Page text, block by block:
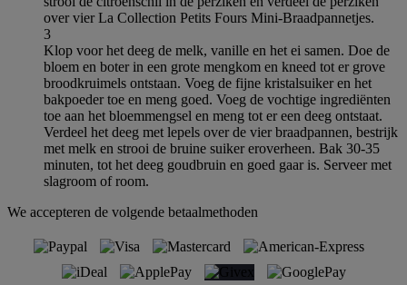
over vier La Collection Petits Fours Mini-Braadpannetjes.
3
Klop voor het deeg de melk, vanille en het ei samen. Doe de
bloem en boter in een grote mengkom en kneed tot er grove
broodkruimels ontstaan. Voeg de fijne kristalsuiker en het
bakpoeder toe en meng goed. Voeg de vochtige ingrediënten
toe aan het bloemmengsel en meng tot er een deeg ontstaat.
Verdeel het deeg met lepels over de vier braadpannen, bestrijk
met melk en strooi de bruine suiker eroverheen. Bak 30-35
minuten, tot het deeg goudbruin en goed gaar is. Serveer met
slagroom of room.
We accepteren de volgende betaalmethoden